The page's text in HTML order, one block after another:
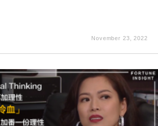
November 23, 2022